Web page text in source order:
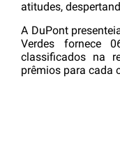
atitudes,
A DuPont
Verdes fornece
classificados na
prêmios para cada